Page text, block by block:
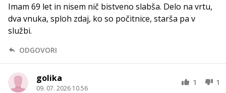
Imam 69 let in nisem nič bistveno slabša. Delo na vrtu,
dva vnuka, sploh zdaj, ko so počitnice, starša pa v
službi.
ODGOVORI
golika
09. 07. 2026 10.56
1 1